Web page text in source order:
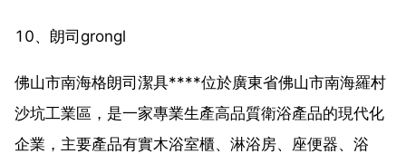
10、朗司grongl
佛山市南海格朗司潔具****位於廣東省佛山市南海羅村
沙坑工業區，是一家專業生產高品質衛浴產品的現代化
企業，主要產品有實木浴室櫃、淋浴房、座便器、浴